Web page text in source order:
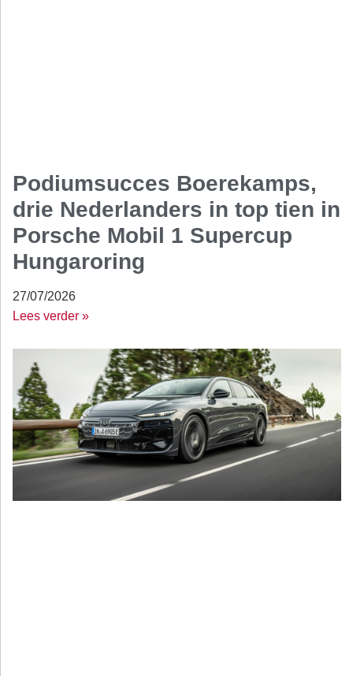
Podiumsucces Boerekamps,
drie Nederlanders in top tien in
Porsche Mobil 1 Supercup
Hungaroring
27/07/2026
Lees verder »